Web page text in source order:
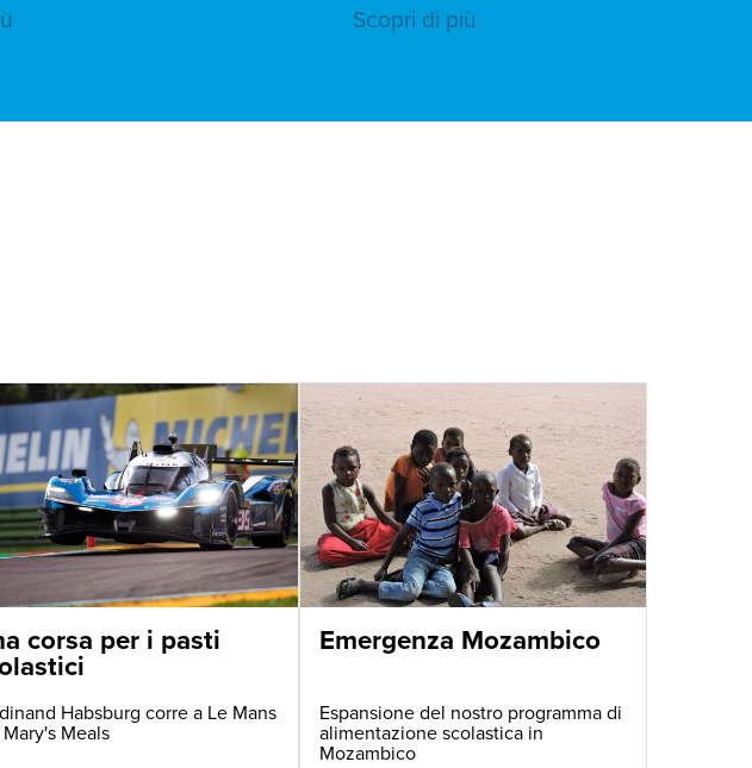
Scopri di più
corsa per i pasti
Habsburg corre a Le Mans
Meals
Emergenza Mozambico
Espansione del nostro programma di
alimentazione scolastica in
Mozambico